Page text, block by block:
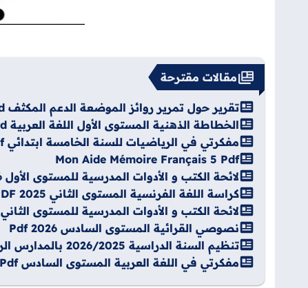
مقالات مقترحة
تقرير حول تمرير روائز الموضعة الدعم المكثف Word
الخطاطة الذهنية المستوى الأول اللغة العربية Word
مفكرتي في الرياضيات للسنة الخامسة ابتدائي pdf
Mon Aide Mémoire Français 5 Pdf
لائحة الكتب و الأدوات المدرسية للمستوى الأول 2026-2027
كراسة اللغة الفرنسية المستوى الثاني PDF 2025
لائحة الكتب و الأدوات المدرسية للمستوى الثاني 2026-2027
نصوصي القرائية المستوى السادس 2026 Pdf
تنظيم السنة الدراسية 2026/2025 بالمدارس الرائدة Pdf
مفكرتي في اللغة العربية المستوى السادس Pdf